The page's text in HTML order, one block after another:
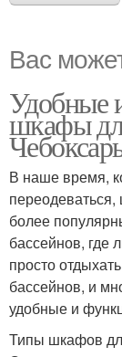
Вас
Удобные
шкафы
В наше время,
более
бассейнов, где
просто
бассейнов, и
удобные и
Типы шкафов